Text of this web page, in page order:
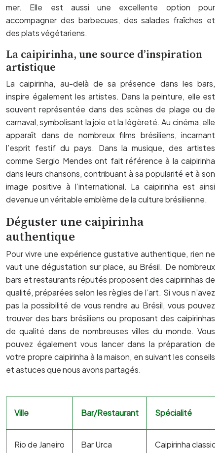
mer. Elle est aussi une excellente option pour
accompagner des barbecues, des salades fraîches et
des plats végétariens.
La caipirinha, une source d’inspiration
artistique
La caipirinha, au-delà de sa présence dans les bars,
inspire également les artistes. Dans la peinture, elle est
souvent représentée dans des scènes de plage ou de
carnaval, symbolisant la joie et la légèreté. Au cinéma, elle
apparaît dans de nombreux films brésiliens, incarnant
l’esprit festif du pays. Dans la musique, des artistes
comme Sergio Mendes ont fait référence à la caipirinha
dans leurs chansons, contribuant à sa popularité et à son
image positive à l’international. La caipirinha est ainsi
devenue un véritable emblème de la culture brésilienne.
Déguster une caipirinha
authentique
Pour vivre une expérience gustative authentique, rien ne
vaut une dégustation sur place, au Brésil. De nombreux
bars et restaurants réputés proposent des caipirinhas de
qualité, préparées selon les règles de l’art. Si vous n’avez
pas la possibilité de vous rendre au Brésil, vous pouvez
trouver des bars brésiliens ou proposant des caipirinhas
de qualité dans de nombreuses villes du monde. Vous
pouvez également vous lancer dans la préparation de
votre propre caipirinha à la maison, en suivant les conseils
et astuces que nous avons partagés.
Ville Bar/Restaurant Spécialité
Rio de Janeiro Bar Urca Caipirinha